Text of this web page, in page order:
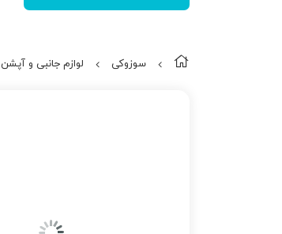
سوزوکی لوازم جانبی و آپشن